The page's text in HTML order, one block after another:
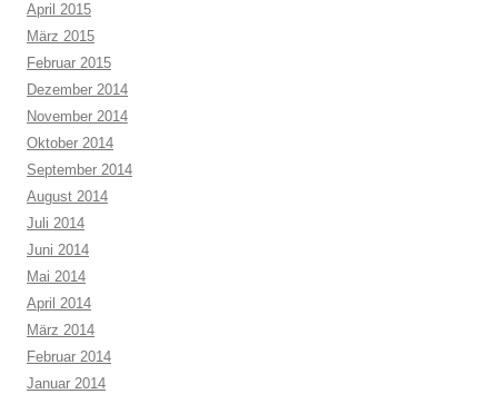
April 2015
März 2015
Februar 2015
Dezember 2014
November 2014
Oktober 2014
September 2014
August 2014
Juli 2014
Juni 2014
Mai 2014
April 2014
März 2014
Februar 2014
Januar 2014